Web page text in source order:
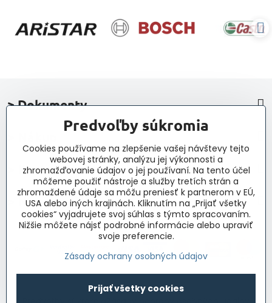
> Dokumenty
> Kontakt a navigácia
> Novinky, články, príspevky
©2026Copyright
Predvoľby súkromia
Cookies používame na zlepšenie vašej návštevy tejto
webovej stránky, analýzu jej výkonnosti a
zhromažďovanie údajov o jej používaní. Na tento účel
môžeme použiť nástroje a služby tretích strán a
zhromaždené údaje sa môžu preniesť k partnerom v EÚ,
USA alebo iných krajinách. Kliknutím na „Prijať všetky
cookies“ vyjadrujete svoj súhlas s týmto spracovaním.
Nižšie môžete nájsť podrobné informácie alebo upraviť
svoje preferencie.
Zásady ochrany osobných údajov
Prijať všetky cookies